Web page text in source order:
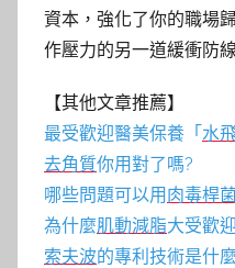
資本，強化了你的職場
作壓力的另一道緩衝防
【其他文章推薦】
最受歡迎醫美保養「 水
去角質你用對了嗎?
哪些問題可以用 肉毒桿菌
為什麼肌動減脂大受歡
索夫波的專利技術是什